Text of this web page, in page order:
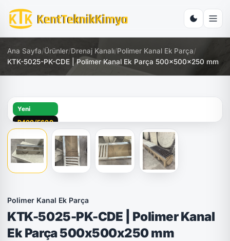
Ana Sayfa/Ürünler/Drenaj Kanalı/Polimer Kanal Ek Parça/
KTK-5025-PK-CDE | Polimer Kanal Ek Parça 500x500x250 mm
Yeni
D400/E600
Polimer Kanal Ek Parça
KTK-5025-PK-CDE | Polimer Kanal
Ek Parça 500x500x250 mm